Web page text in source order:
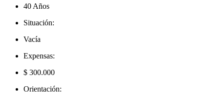
40 Años
Situación:
Vacía
Expensas:
$ 300.000
Orientación: